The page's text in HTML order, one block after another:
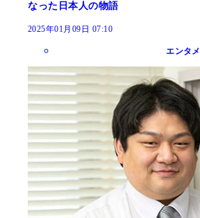
なった日本人の物語
2025年01月09日 07:10
エンタメ